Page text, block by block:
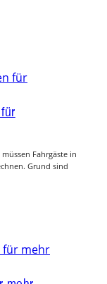
Fahrgäste in
Grund sind